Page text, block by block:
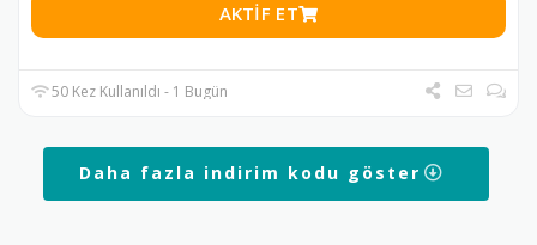
AKTIF ET
50 Kez Kullanıldı - 1 Bugün
Daha fazla indirim kodu göster